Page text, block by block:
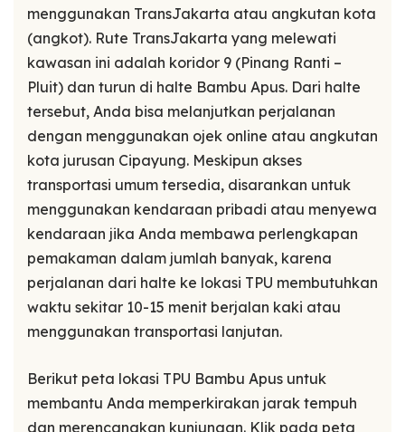
menggunakan TransJakarta atau angkutan kota
(angkot). Rute TransJakarta yang melewati
kawasan ini adalah koridor 9 (Pinang Ranti –
Pluit) dan turun di halte Bambu Apus. Dari halte
tersebut, Anda bisa melanjutkan perjalanan
dengan menggunakan ojek online atau angkutan
kota jurusan Cipayung. Meskipun akses
transportasi umum tersedia, disarankan untuk
menggunakan kendaraan pribadi atau menyewa
kendaraan jika Anda membawa perlengkapan
pemakaman dalam jumlah banyak, karena
perjalanan dari halte ke lokasi TPU membutuhkan
waktu sekitar 10-15 menit berjalan kaki atau
menggunakan transportasi lanjutan.
Berikut peta lokasi TPU Bambu Apus untuk
membantu Anda memperkirakan jarak tempuh
dan merencanakan kunjungan. Klik pada peta